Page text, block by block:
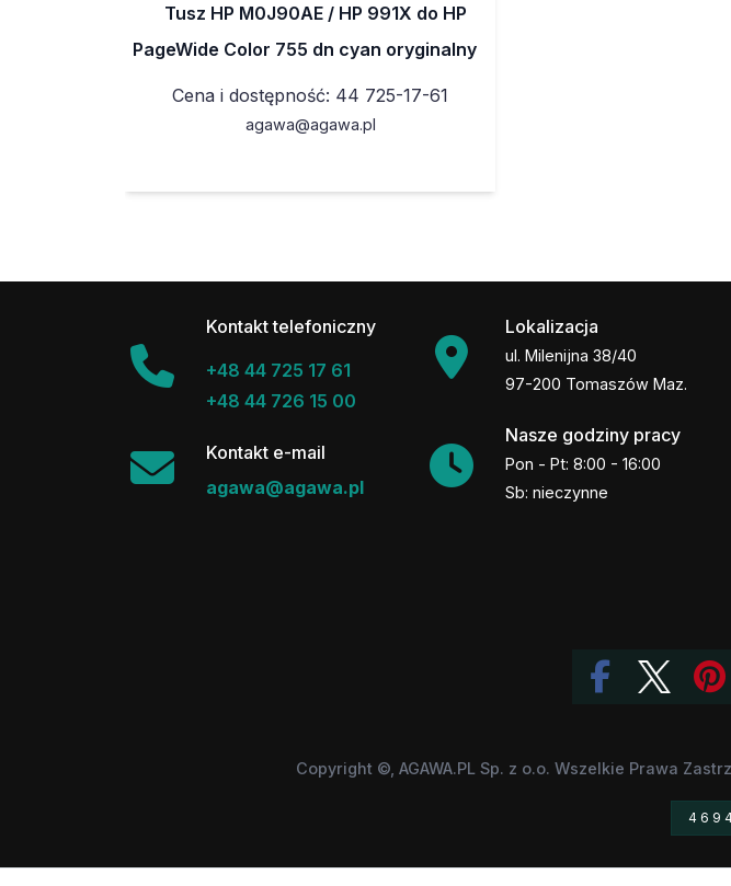
Tusz HP M0J90AE / HP 991X do HP
PageWide Color 755 dn cyan oryginalny
Cena i dostępność: 44 725-17-61
agawa@agawa.pl
Kontakt telefoniczny
+48 44 725 17 61
+48 44 726 15 00
Kontakt e-mail
agawa@agawa.pl
Lokalizacja
ul. Milenijna 38/40
97-200 Tomaszów Maz.
Nasze godziny pracy
Pon - Pt: 8:00 - 16:00
Sb: nieczynne
Copyright ©, AGAWA.PL Sp. z o.o. Wszelkie Prawa